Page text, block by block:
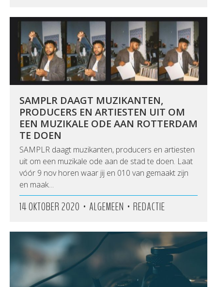
SAMPLR DAAGT MUZIKANTEN,
PRODUCERS EN ARTIESTEN UIT OM
EEN MUZIKALE ODE AAN ROTTERDAM
TE DOEN
SAMPLR daagt muzikanten, producers en artiesten
uit om een muzikale ode aan de stad te doen. Laat
vóór 9 nov horen waar jij en 010 van gemaakt zijn
en maak…
14 OKTOBER 2020 • ALGEMEEN • REDACTIE